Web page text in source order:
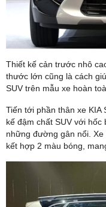
Thiết kế cản trước nhô
thước lớn cũng là cách
SUV trên mẫu xe hoàn
Tiến tới phần thân xe
kế đậm chất SUV với
những đường gân nổi. Xe
kết hợp 2 màu bóng,